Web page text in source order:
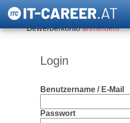
Um diese Funktion nutzen
Bewerberkontoanmelden!
Login
Benutzername / E-Mail
Passwort